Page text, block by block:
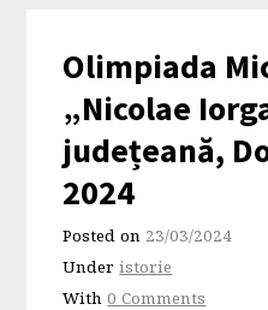
Olimpiada
„Nicolae
județeană,
2024
Posted on 23/03/2024
Underistorie
With0 Comments